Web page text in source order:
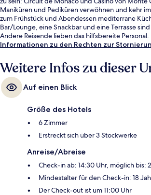
Maniküren und Pediküren verwöhnen und kehr
zum Frühstück und Abendessen mediterrane
Bar/Lounge, eine Snackbar und eine Terrasse
Andere Reisende lieben das hilfsbereite Personal.
Informationen zu den Rechten zur
Weitere Infos zu dieser
Auf einen Blick
Größe des Hotels
6 Zimmer
Erstreckt sich über 3 Stockwerke
Anreise/Abreise
Check-in ab: 14:30 Uhr, möglich bis:
Mindestalter für den Check-in: 18
Der Check-out ist um 11:00 Uhr